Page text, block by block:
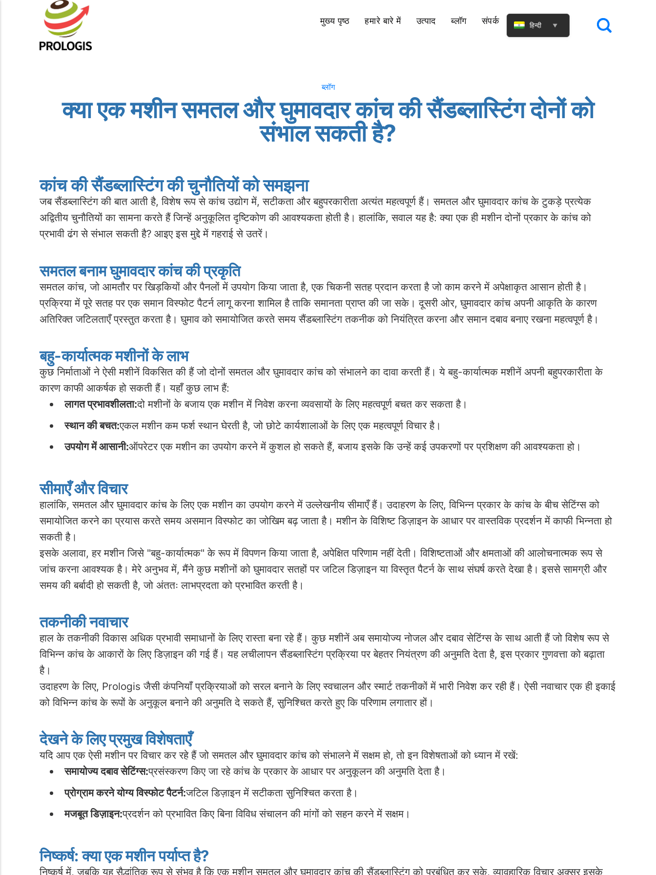
मुख्य पृष्ठ हमारे बारे में उत्पाद ब्लॉग संपर्क हिन्दी ▼
ब्लॉग
क्या एक मशीन समतल और घुमावदार कांच की सैंडब्लास्टिंग दोनों को
संभाल सकती है?
कांच की सैंडब्लास्टिंग की चुनौतियों को समझना
जब सैंडब्लास्टिंग की बात आती है, विशेष रूप से कांच उद्योग में, सटीकता और बहुपरकारीता अत्यंत महत्वपूर्ण हैं। समतल और घुमावदार कांच के टुकड़े प्रत्येक
अद्वितीय चुनौतियों का सामना करते हैं जिन्हें अनुकूलित दृष्टिकोण की आवश्यकता होती है। हालांकि, सवाल यह है: क्या एक ही मशीन दोनों प्रकार के कांच को
प्रभावी ढंग से संभाल सकती है? आइए इस मुद्दे में गहराई से उतरें।
समतल बनाम घुमावदार कांच की प्रकृति
समतल कांच, जो आमतौर पर खिड़कियों और पैनलों में उपयोग किया जाता है, एक चिकनी सतह प्रदान करता है जो काम करने में अपेक्षाकृत आसान होती है।
प्रक्रिया में पूरे सतह पर एक समान विस्फोट पैटर्न लागू करना शामिल है ताकि समानता प्राप्त की जा सके। दूसरी ओर, घुमावदार कांच अपनी आकृति के कारण
अतिरिक्त जटिलताएँ प्रस्तुत करता है। घुमाव को समायोजित करते समय सैंडब्लास्टिंग तकनीक को नियंत्रित करना और समान दबाव बनाए रखना महत्वपूर्ण है।
बहु-कार्यात्मक मशीनों के लाभ
कुछ निर्माताओं ने ऐसी मशीनें विकसित की हैं जो दोनों समतल और घुमावदार कांच को संभालने का दावा करती हैं। ये बहु-कार्यात्मक मशीनें अपनी बहुपरकारीता के
कारण काफी आकर्षक हो सकती हैं। यहाँ कुछ लाभ हैं:
लागत प्रभावशीलता:दो मशीनों के बजाय एक मशीन में निवेश करना व्यवसायों के लिए महत्वपूर्ण बचत कर सकता है।
स्थान की बचत:एकल मशीन कम फर्श स्थान घेरती है, जो छोटे कार्यशालाओं के लिए एक महत्वपूर्ण विचार है।
उपयोग में आसानी:ऑपरेटर एक मशीन का उपयोग करने में कुशल हो सकते हैं, बजाय इसके कि उन्हें कई उपकरणों पर प्रशिक्षण की आवश्यकता हो।
सीमाएँ और विचार
हालांकि, समतल और घुमावदार कांच के लिए एक मशीन का उपयोग करने में उल्लेखनीय सीमाएँ हैं। उदाहरण के लिए, विभिन्न प्रकार के कांच के बीच सेटिंग्स को
समायोजित करने का प्रयास करते समय असमान विस्फोट का जोखिम बढ़ जाता है। मशीन के विशिष्ट डिज़ाइन के आधार पर वास्तविक प्रदर्शन में काफी भिन्नता हो
सकती है।
इसके अलावा, हर मशीन जिसे "बहु-कार्यात्मक" के रूप में विपणन किया जाता है, अपेक्षित परिणाम नहीं देती। विशिष्टताओं और क्षमताओं की आलोचनात्मक रूप से
जांच करना आवश्यक है। मेरे अनुभव में, मैंने कुछ मशीनों को घुमावदार सतहों पर जटिल डिज़ाइन या विस्तृत पैटर्न के साथ संघर्ष करते देखा है। इससे सामग्री और
समय की बर्बादी हो सकती है, जो अंततः लाभप्रदता को प्रभावित करती है।
तकनीकी नवाचार
हाल के तकनीकी विकास अधिक प्रभावी समाधानों के लिए रास्ता बना रहे हैं। कुछ मशीनें अब समायोज्य नोजल और दबाव सेटिंग्स के साथ आती हैं जो विशेष रूप से
विभिन्न कांच के आकारों के लिए डिज़ाइन की गई हैं। यह लचीलापन सैंडब्लास्टिंग प्रक्रिया पर बेहतर नियंत्रण की अनुमति देता है, इस प्रकार गुणवत्ता को बढ़ाता
है।
उदाहरण के लिए, Prologis जैसी कंपनियाँ प्रक्रियाओं को सरल बनाने के लिए स्वचालन और स्मार्ट तकनीकों में भारी निवेश कर रही हैं। ऐसी नवाचार एक ही इकाई
को विभिन्न कांच के रूपों के अनुकूल बनाने की अनुमति दे सकते हैं, सुनिश्चित करते हुए कि परिणाम लगातार हों।
देखने के लिए प्रमुख विशेषताएँ
यदि आप एक ऐसी मशीन पर विचार कर रहे हैं जो समतल और घुमावदार कांच को संभालने में सक्षम हो, तो इन विशेषताओं को ध्यान में रखें:
समायोज्य दबाव सेटिंग्स:प्रसंस्करण किए जा रहे कांच के प्रकार के आधार पर अनुकूलन की अनुमति देता है।
प्रोग्राम करने योग्य विस्फोट पैटर्न:जटिल डिज़ाइन में सटीकता सुनिश्चित करता है।
मजबूत डिज़ाइन:प्रदर्शन को प्रभावित किए बिना विविध संचालन की मांगों को सहन करने में सक्षम।
निष्कर्ष: क्या एक मशीन पर्याप्त है?
निष्कर्ष में, जबकि यह सैद्धांतिक रूप से संभव है कि एक मशीन समतल और घुमावदार कांच की सैंडब्लास्टिंग को प्रबंधित कर सके, व्यावहारिक विचार अक्सर इसके